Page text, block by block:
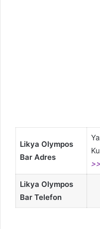
Likya Olympos
Bar Adres
>>
Likya Olympos
BarTelefon